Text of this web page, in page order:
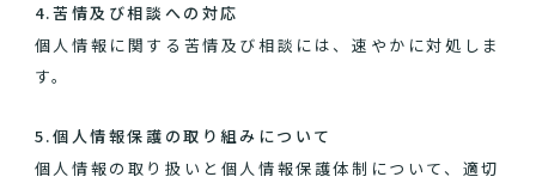
4.苦情及び相談への対応
個人情報に関する苦情及び相談には、速やかに対処しま
す。
5.個人情報保護の取り組みについて
個人情報の取り扱いと個人情報保護体制について、適切